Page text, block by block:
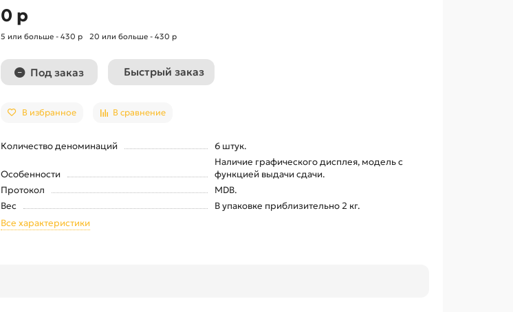
0 р
5 или больше - 430 р 20 или больше - 430 р
Под заказ Быстрый заказ
В избранное В сравнение
Количество деноминаций 6 штук.
Особенности
Наличие графического дисплея, модель с
функцией выдачи сдачи.
Протокол
MDB.
Вес
В упаковке приблизительно 2 кг.
Все характеристики